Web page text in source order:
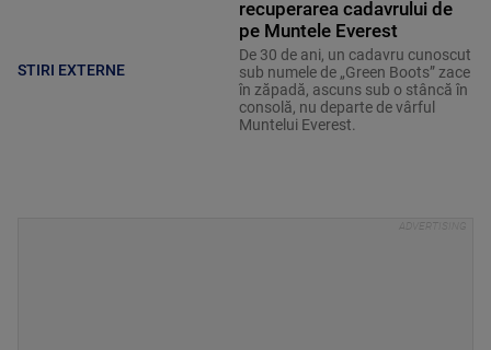
STIRI EXTERNE
recuperarea cadavrului de
pe Muntele Everest
De 30 de ani, un cadavru cunoscut
sub numele de „Green Boots” zace
în zăpadă, ascuns sub o stâncă în
consolă, nu departe de vârful
Muntelui Everest.